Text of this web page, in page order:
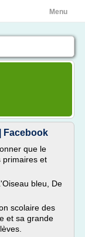
Menu
Facebook
que le
primaires et
bleu, De
scolaire des
et sa grande